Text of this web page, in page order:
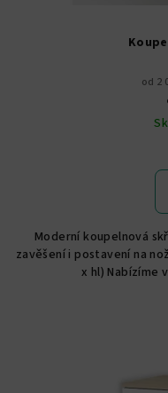
od 2
Moderní koupelnová
zavěšení i postavení na
x hl) Nabízíme